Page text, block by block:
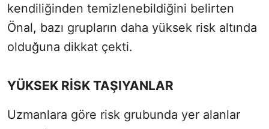
kendiliğinden temizlenebildiğini belirten
Önal, bazı grupların daha yüksek risk altında
olduğuna dikkat çekti.
YÜKSEK RİSK TAŞIYANLAR
Uzmanlara göre risk grubunda yer alanlar